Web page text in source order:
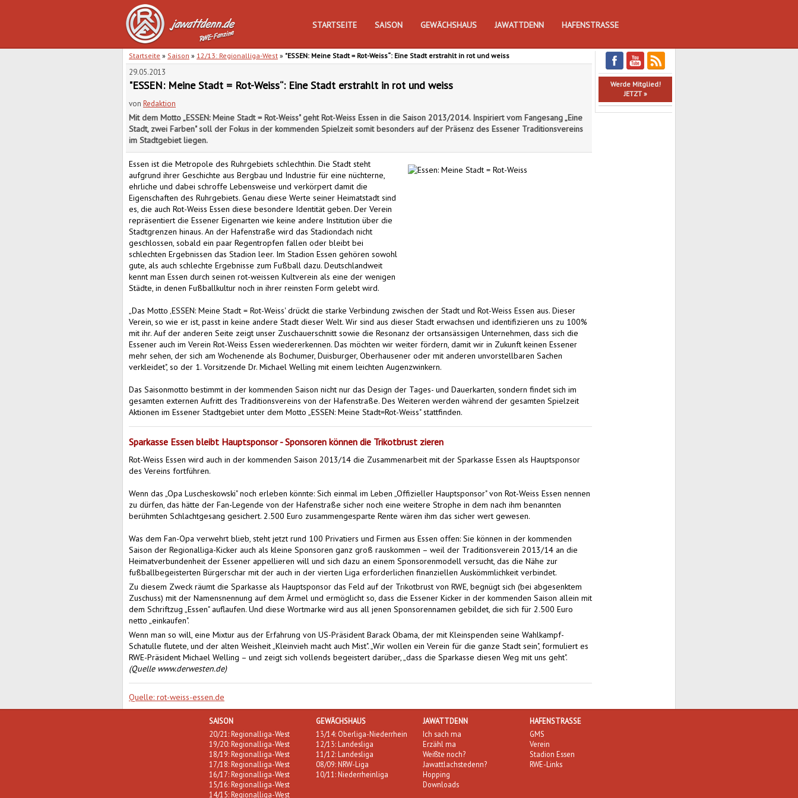
STARTSEITE SAISON GEWÄCHSHAUS JAWATTDENN HAFENSTRASSE
Startseite » Saison » 12/13: Regionalliga-West » "ESSEN: Meine Stadt = Rot-Weiss“: Eine Stadt erstrahlt in rot und weiss
29.05.2013
"ESSEN: Meine Stadt = Rot-Weiss“: Eine Stadt erstrahlt in rot und weiss
von Redaktion
Mit dem Motto „ESSEN: Meine Stadt = Rot-Weiss" geht Rot-Weiss Essen in die Saison 2013/2014. Inspiriert vom Fangesang „Eine
Stadt, zwei Farben" soll der Fokus in der kommenden Spielzeit somit besonders auf der Präsenz des Essener Traditionsvereins
im Stadtgebiet liegen.
Essen ist die Metropole des Ruhrgebiets schlechthin. Die Stadt steht
aufgrund ihrer Geschichte aus Bergbau und Industrie für eine nüchterne,
ehrliche und dabei schroffe Lebensweise und verkörpert damit die
Eigenschaften des Ruhrgebiets. Genau diese Werte seiner Heimatstadt sind
es, die auch Rot-Weiss Essen diese besondere Identität geben. Der Verein
repräsentiert die Essener Eigenarten wie keine andere Institution über die
Stadtgrenzen hinaus. An der Hafenstraße wird das Stadiondach nicht
geschlossen, sobald ein paar Regentropfen fallen oder bleibt bei
schlechten Ergebnissen das Stadion leer. Im Stadion Essen gehören sowohl
gute, als auch schlechte Ergebnisse zum Fußball dazu. Deutschlandweit
kennt man Essen durch seinen rot-weissen Kultverein als eine der wenigen
Städte, in denen Fußballkultur noch in ihrer reinsten Form gelebt wird.
„Das Motto ‚ESSEN: Meine Stadt = Rot-Weiss' drückt die starke Verbindung zwischen der Stadt und Rot-Weiss Essen aus. Dieser
Verein, so wie er ist, passt in keine andere Stadt dieser Welt. Wir sind aus dieser Stadt erwachsen und identifizieren uns zu 100%
mit ihr. Auf der anderen Seite zeigt unser Zuschauerschnitt sowie die Resonanz der ortsansässigen Unternehmen, dass sich die
Essener auch im Verein Rot-Weiss Essen wiedererkennen. Das möchten wir weiter fördern, damit wir in Zukunft keinen Essener
mehr sehen, der sich am Wochenende als Bochumer, Duisburger, Oberhausener oder mit anderen unvorstellbaren Sachen
verkleidet", so der 1. Vorsitzende Dr. Michael Welling mit einem leichten Augenzwinkern.
Das Saisonmotto bestimmt in der kommenden Saison nicht nur das Design der Tages- und Dauerkarten, sondern findet sich im
gesamten externen Aufritt des Traditionsvereins von der Hafenstraße. Des Weiteren werden während der gesamten Spielzeit
Aktionen im Essener Stadtgebiet unter dem Motto „ESSEN: Meine Stadt=Rot-Weiss" stattfinden.
Sparkasse Essen bleibt Hauptsponsor - Sponsoren können die Trikotbrust zieren
Rot-Weiss Essen wird auch in der kommenden Saison 2013/14 die Zusammenarbeit mit der Sparkasse Essen als Hauptsponsor
des Vereins fortführen.
Wenn das „Opa Luscheskowski" noch erleben könnte: Sich einmal im Leben „Offizieller Hauptsponsor" von Rot-Weiss Essen nennen
zu dürfen, das hätte der Fan-Legende von der Hafenstraße sicher noch eine weitere Strophe in dem nach ihm benannten
berühmten Schlachtgesang gesichert. 2.500 Euro zusammengesparte Rente wären ihm das sicher wert gewesen.
Was dem Fan-Opa verwehrt blieb, steht jetzt rund 100 Privatiers und Firmen aus Essen offen: Sie können in der kommenden
Saison der Regionalliga-Kicker auch als kleine Sponsoren ganz groß rauskommen – weil der Traditionsverein 2013/14 an die
Heimatverbundenheit der Essener appellieren will und sich dazu an einem Sponsorenmodell versucht, das die Nähe zur
fußballbegeisterten Bürgerschar mit der auch in der vierten Liga erforderlichen finanziellen Auskömmlichkeit verbindet.
Zu diesem Zweck räumt die Sparkasse als Hauptsponsor das Feld auf der Trikotbrust von RWE, begnügt sich (bei abgesenktem
Zuschuss) mit der Namensnennung auf dem Ärmel und ermöglicht so, dass die Essener Kicker in der kommenden Saison allein mit
dem Schriftzug „Essen" auflaufen. Und diese Wortmarke wird aus all jenen Sponsorennamen gebildet, die sich für 2.500 Euro
netto „einkaufen".
Wenn man so will, eine Mixtur aus der Erfahrung von US-Präsident Barack Obama, der mit Kleinspenden seine Wahlkampf-
Schatulle flutete, und der alten Weisheit „Kleinvieh macht auch Mist". „Wir wollen ein Verein für die ganze Stadt sein", formuliert es
RWE-Präsident Michael Welling – und zeigt sich vollends begeistert darüber, „dass die Sparkasse diesen Weg mit uns geht".
(Quelle www.derwesten.de)
Quelle: rot-weiss-essen.de
Werde Mitglied!
JETZT »
SAISON
20/21: Regionalliga-West
19/20: Regionalliga-West
18/19: Regionalliga-West
17/18: Regionalliga-West
16/17: Regionalliga-West
15/16: Regionalliga-West
14/15: Regionalliga-West
GEWÄCHSHAUS
13/14: Oberliga-Niederrhein
12/13: Landesliga
11/12: Landesliga
08/09: NRW-Liga
10/11: Niederrheinliga
JAWATTDENN
Ich sach ma
Erzähl ma
Weißte noch?
Jawattlachstedenn?
Hopping
Downloads
HAFENSTRASSE
GMS
Verein
Stadion Essen
RWE-Links